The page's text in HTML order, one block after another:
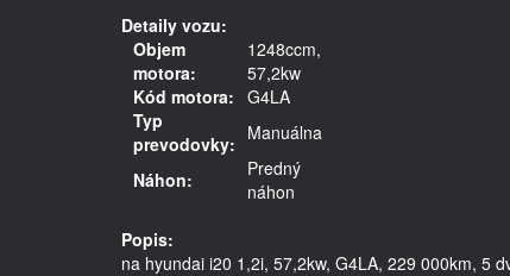
Detaily vozu:
Objem
motora:
1248ccm,
57,2kw
Kód motora: G4LA
Typ
prevodovky: Manuálna
Náhon:
Predný
náhon
Popis:
na hyundai i20 1,2i, 57,2kw, G4LA, 229 000km, 5